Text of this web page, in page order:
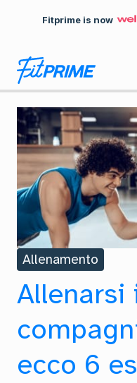
Fitprime is now
Allenamento
Allenarsi
ecco 6